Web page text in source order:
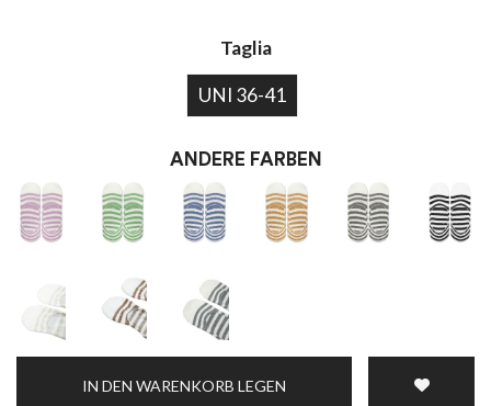
Taglia
UNI 36-41
ANDERE FARBEN
IN DEN WARENKORB LEGEN
EARLY ACCESS BLACK FRIDAY
Melden Sie sich für unseren Newsletter an und erhalten